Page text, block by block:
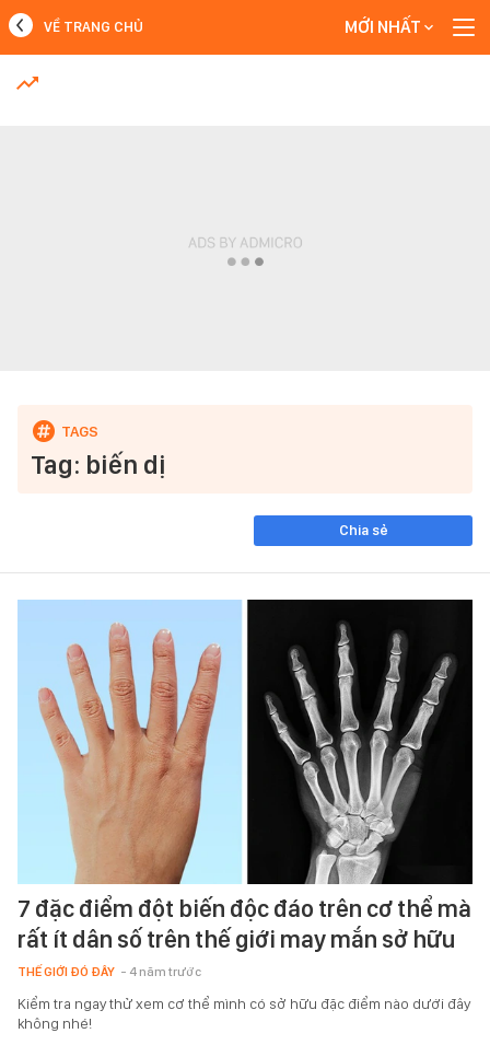
MỚI NHẤT
VỀ TRANG CHỦ MỚI NHẤT
Tag: biến dị
Chia sẻ
7 đặc điểm đột biến độc đáo trên cơ thể mà
rất ít dân số trên thế giới may mắn sở hữu
THẾ GIỚI ĐÓ ĐÂY - 4 năm trước
Kiểm tra ngay thử xem cơ thể mình có sở hữu đặc điểm nào dưới đây
không nhé!